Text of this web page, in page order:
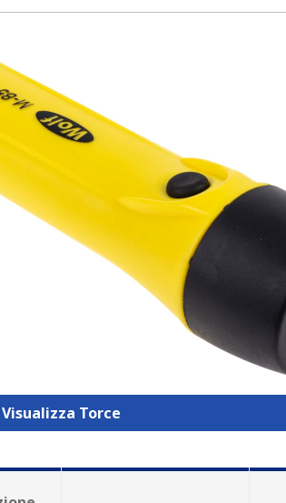
Visualizza Torce